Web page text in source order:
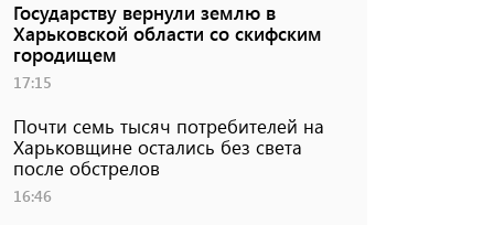
Государству вернули землю в
Харьковской области со скифским
городищем
17:15
Почти семь тысяч потребителей на
Харьковщине остались без света
после обстрелов
16:46